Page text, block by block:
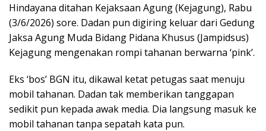
Hindayana ditahan Kejaksaan Agung (Kejagung), Rabu
(3/6/2026) sore. Dadan pun digiring keluar dari Gedung
Jaksa Agung Muda Bidang Pidana Khusus (Jampidsus)
Kejagung mengenakan rompi tahanan berwarna ‘pink’.
Eks ‘bos’ BGN itu, dikawal ketat petugas saat menuju
mobil tahanan. Dadan tak memberikan tanggapan
sedikit pun kepada awak media. Dia langsung masuk ke
mobil tahanan tanpa sepatah kata pun.